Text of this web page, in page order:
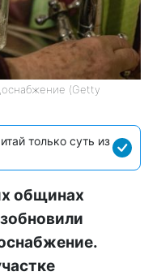
(Getty
только суть из
общинах